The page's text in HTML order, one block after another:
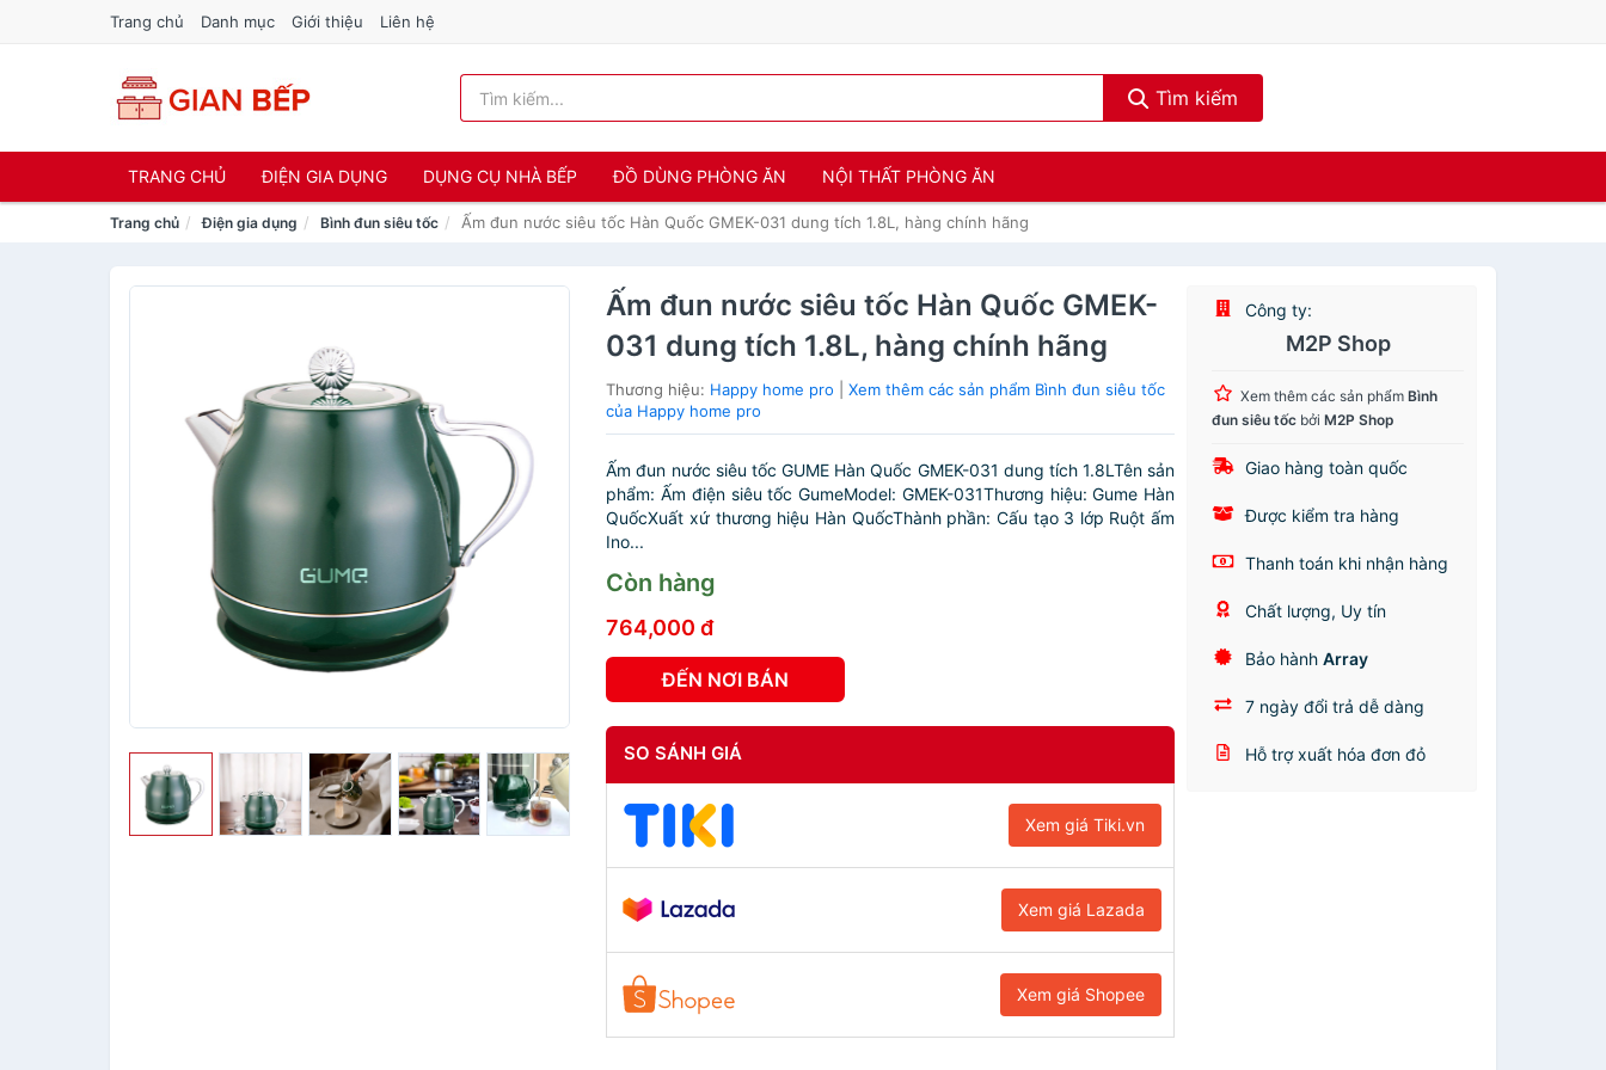
Trang chủ Danh mục Giới thiệu Liên hệ
Tìm kiếm
TRANG CHỦ ĐIỆN GIA DỤNG DỤNG CỤ NHÀ BẾP ĐỒ DÙNG PHÒNG ĂN NỘI THẤT PHÒNG ĂN
Trang chủ Điện gia dụng Bình đun siêu tốc Ấm đun nước siêu tốc Hàn Quốc GMEK-031 dung tích 1.8L, hàng chính hãng
Ấm đun nước siêu tốc Hàn Quốc GMEK-
031 dung tích 1.8L, hàng chính hãng
Thương hiệu: Happy home pro |Xem thêm các sản phẩm Bình đun siêu tốc
của Happy home pro
Ấm đun nước siêu tốc GUME Hàn Quốc GMEK-031 dung tích 1.8LTên sản
phẩm: Ấm điện siêu tốc GumeModel: GMEK-031Thương hiệu: Gume Hàn
QuốcXuất xứ thương hiệu Hàn QuốcThành phần: Cấu tạo 3 lớp Ruột ấm
Ino...
Còn hàng
764,000 đ
ĐẾN NƠI BÁN
SO SÁNH GIÁ
Xem giá Tiki.vn
Xem giá Lazada
Xem giá Shopee
Công ty:
M2P Shop
Xem thêm các sản phẩmBình
đun siêu tốc bởiM2P Shop
Giao hàng toàn quốc
Được kiểm tra hàng
Thanh toán khi nhận hàng
Chất lượng, Uy tín
Bảo hànhArray
7 ngày đổi trả dễ dàng
Hỗ trợ xuất hóa đơn đỏ